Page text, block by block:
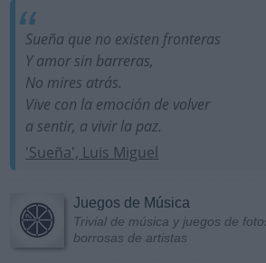
Sueña que no existen fronteras
Y amor sin barreras,
No mires atrás.
Vive con la emoción de volver
a sentir, a vivir la paz.
'Sueña', Luis Miguel
Juegos de Música
Trivial de música y juegos de
borrosas de artistas